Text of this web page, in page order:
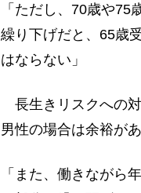
「ただし、70歳や
繰り下げだと、65歳
はならない」
長生きリスクへの対
男性の場合は余裕が
「また、働きながら